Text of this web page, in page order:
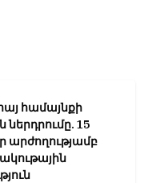
համայնքի
15
արժողությամբ